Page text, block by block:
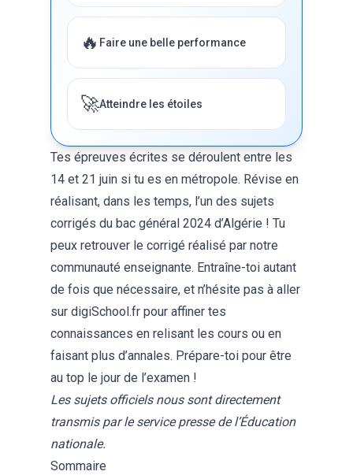
🔥 Faire une belle performance
🚀Atteindre les étoiles
Tes épreuves écrites se déroulent entre les
14 et 21 juin si tu es en métropole. Révise en
réalisant, dans les temps, l’un des sujets
corrigés du bac général 2024 d’Algérie ! Tu
peux retrouver le corrigé réalisé par notre
communauté enseignante. Entraîne-toi autant
de fois que nécessaire, et n’hésite pas à aller
sur digiSchool.fr pour affiner tes
connaissances en relisant les cours ou en
faisant plus d’annales. Prépare-toi pour être
au top le jour de l’examen !
Les sujets officiels nous sont directement
transmis par le service presse de l’Éducation
nationale.
Sommaire